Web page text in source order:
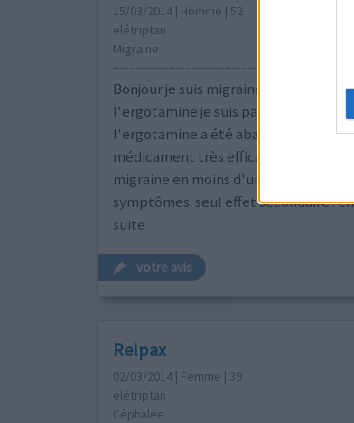
15/03/2014 | Homme | 52
elétriptan
Migraine
Bonjour je suis migraineux depuis 30
l'ergotamine je suis passé au Relpax
l'ergotamine a été abandonnée. Le
médicament très efficace qui bloque
migraine en moins d'une heure dans
symptômes. seul effet secondaire :
suite
votre avis
Relpax
02/03/2014 | Femme | 39
elétriptan
Céphalée